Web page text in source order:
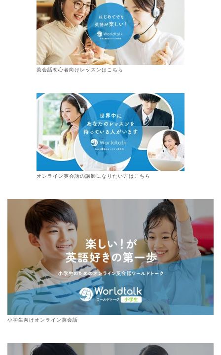
英会話初心者向けレッスンはこちら
オンライン英会話の講師になりたい方はこちら
小学生向けオンライン英会話